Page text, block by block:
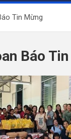
Tin Mừng
Báo